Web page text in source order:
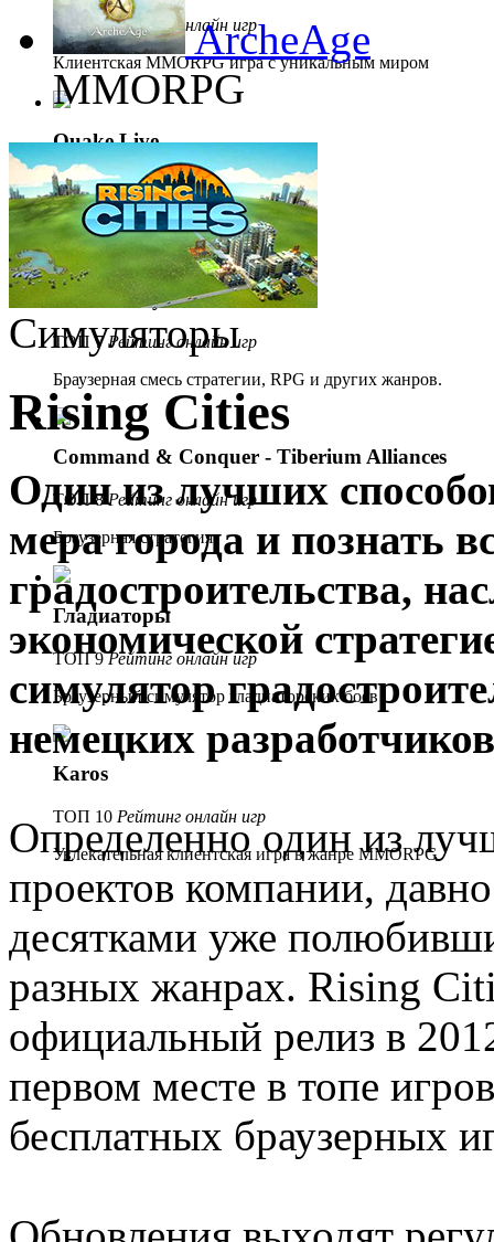
ТОП 5Рейтинг онлайн игр
Клиентская MMORPG игра с уникальным миром
Quake Live
ТОП 6Рейтинг онлайн игр
Браузерный экшен.
Demon Slayer
ТОП 7Рейтинг онлайн игр
Браузерная смесь стратегии, RPG и других жанров.
Command & Conquer - Tiberium Alliances
ТОП 8 Рейтинг онлайн игр
Браузерная стратегия
Гладиаторы
ТОП 9Рейтинг онлайн игр
Браузерный симулятор гладиаторских боев
Karos
ТОП 10 Рейтинг онлайн игр
Увлекательная клиентская игра в жанре MMORPG
ArcheAge
MMORPG
Симуляторы
Rising Cities
Один из лучших
мера города и познать
градостроительства,
экономической
симулятор
немецких
Определенно один из
проектов компании,
десятками уже
разных жанрах. Rising
официальный релиз в
первом месте в топе
бесплатных браузерных